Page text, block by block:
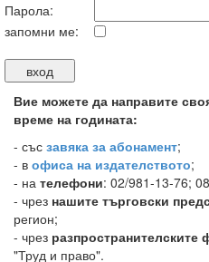
Парола:
запомни ме:
Вие можете да направите
време на годината:
- със завяка за абонамент;
- в офиса на издателството;
- на телефони: 02/981-13-76;
- чрез нашите търговски
регион;
- чрез разпространителските
"Труд и право".